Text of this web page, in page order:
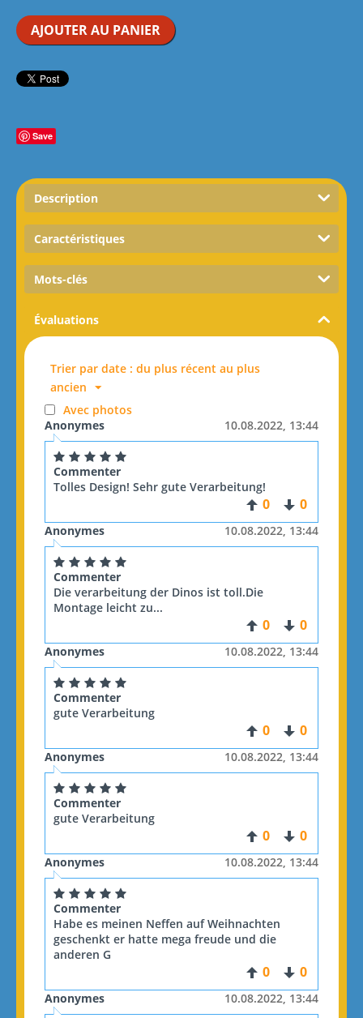
AJOUTER AU PANIER
Save
Description
Caractéristiques
Mots-clés
Évaluations
Trier par date : du plus récent au plus
ancien
Avec photos
Anonymes
10.08.2022, 13:44
Commenter
Tolles Design! Sehr gute Verarbeitung!
0 0
Anonymes 10.08.2022, 13:44
Commenter
Die verarbeitung der Dinos ist toll.Die
Montage leicht zu...
0 0
Anonymes 10.08.2022, 13:44
Commenter
gute Verarbeitung
0 0
Anonymes 10.08.2022, 13:44
Commenter
gute Verarbeitung
0 0
Anonymes 10.08.2022, 13:44
Commenter
Habe es meinen Neffen auf Weihnachten
geschenkt er hatte mega freude und die
anderen G
0 0
Anonymes 10.08.2022, 13:44